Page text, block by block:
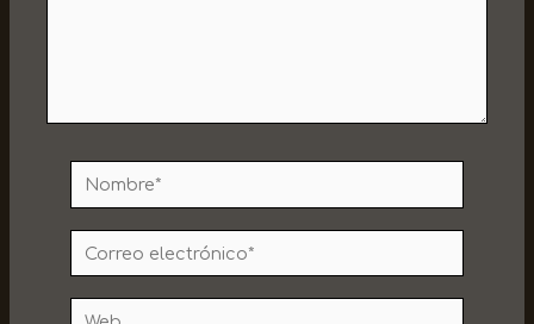
Nombre*
Correo
electrónico*
Web